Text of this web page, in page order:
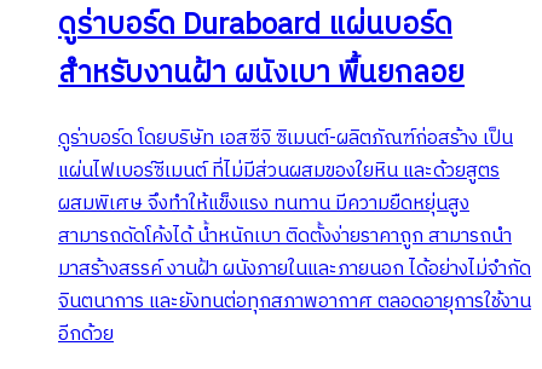
ดูร่าบอร์ด Duraboard แผ่นบอร์ด
สำหรับงานฝ้า ผนังเบา พื้นยกลอย
ดูร่าบอร์ด โดยบริษัท เอสซีจิ ซิเมนต์-ผลิตภัณฑ์ก่อสร้าง เป็น
แผ่นไฟเบอร์ซีเมนต์ ที่ไม่มีส่วนผสมของใยหิน และด้วยสูตร
ผสมพิเศษ จึงทำให้แข็งแรง ทนทาน มีความยืดหยุ่นสูง
สามารถดัดโค้งได้ น้ำหนักเบา ติดตั้งง่ายราคาถูก สามารถนำ
มาสร้างสรรค์ งานฝ้า ผนังภายในและภายนอก ได้อย่างไม่จำกัด
จินตนาการ และยังทนต่อทุกสภาพอากาศ ตลอดอายุการใช้งาน
อีกด้วย